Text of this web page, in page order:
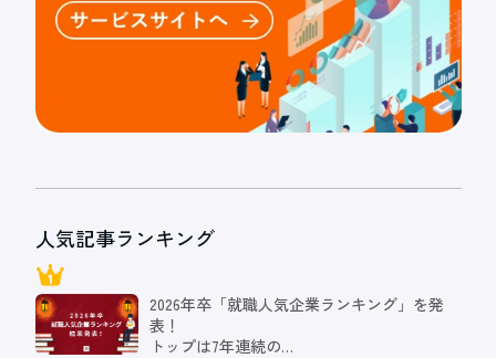
人気記事ランキング
2026年卒「就職人気企業ランキング」を発
表！
トップは7年連続の…